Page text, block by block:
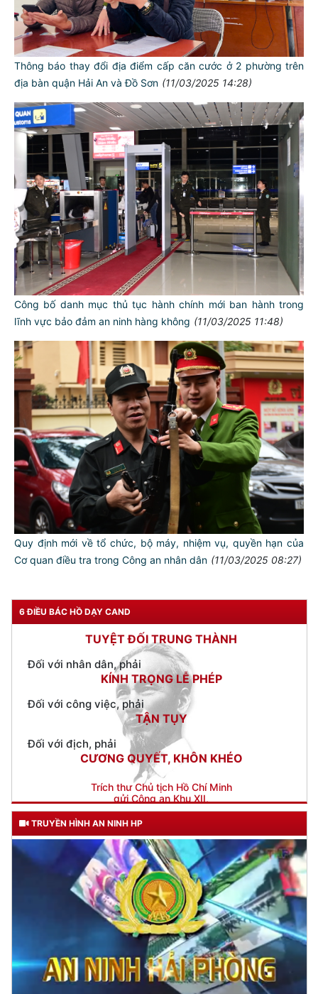
Thông báo thay đổi địa điểm cấp căn cước ở 2 phường trên
địa bàn quận Hải An và Đồ Sơn (11/03/2025 14:28)
Công bố danh mục thủ tục hành chính mới ban hành trong
lĩnh vực bảo đảm an ninh hàng không (11/03/2025 11:48)
Quy định mới về tổ chức, bộ máy, nhiệm vụ, quyền hạn của
Cơ quan điều tra trong Công an nhân dân (11/03/2025 08:27)
6 ĐIỀU BÁC HỒ DẠY CAND
TƯ CÁCH
NGƯỜI CÔNG AN CÁCH MỆNH LÀ:
Đối với tự mình, phải
CẦN, KIỆM, LIÊM, CHÍNH
Đối với đồng sự, phải
THÂN ÁI GIÚP ĐỠ
Đối với nhân dân, phải
KÍNH TRỌNG LỄ PHÉP
Đối với công việc, phải
TẬN TỤY
Đối với địch, phải
CƯƠNG QUYẾT, KHÔN KHÉO
Trích thư Chủ tịch Hồ Chí Minh
gửi Công an Khu XII,
ngày 11 tháng 3 năm 1948.
TRUYỀN HÌNH AN NINH HP